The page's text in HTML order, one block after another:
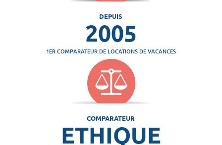
DEPUIS
2005
1ER COMPARATEUR DE LOCATIONS DE VACANCES
COMPARATEUR
ETHIQUE